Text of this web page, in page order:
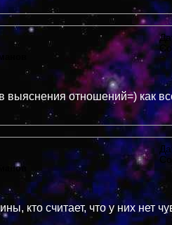
выяснения отношений=) как
кто считает, что у них нет